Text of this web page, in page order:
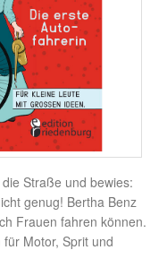
Straße und bewies:
genug! Bertha Benz
Frauen fahren können.
Motor, Sprit und